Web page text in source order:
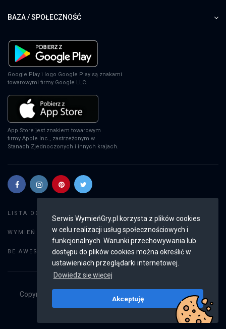
Serwis WymieńGry.pl korzysta z plików cookies
w celu realizacji usług społecznościowych i
funkcjonalnych. Warunki przechowywania lub
dostępu do plików cookies można określić w
ustawieniach przeglądarki internetowej.
Dowiedz się więcej
Akceptuję
BAZA / SPOŁECZNOŚĆ
Google Play i logo Google Play są znakami
towarowymi firmy Google LLC.
App Store jest znakiem towarowym
firmy Apple Inc., zastrzeżonym w
Stanach Zjednoczonych i innych krajach.
LISTA OGŁOSZEŃ:
WYMIEŃ GRY: Dodaj ogłoszenie
BE AWESOME: Weryfikacja konta
Copyright © 2019 - 2026
Wszystkie prawa
v2.8.4